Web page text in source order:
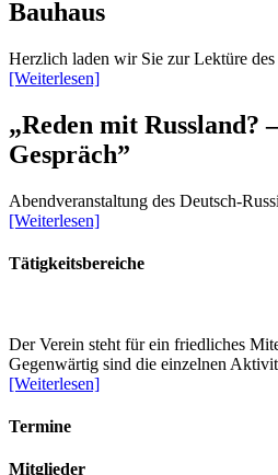
Bauhaus
Herzlich laden wir Sie zur Lektüre
[Weiterlesen]
„Reden mit Russland?
Gespräch”
Abendveranstaltung des Deutsch-
[Weiterlesen]
Tätigkeitsbereiche
Der Verein steht für ein friedliches
Gegenwärtig sind die einzelnen
[Weiterlesen]
Termine
Mitglieder